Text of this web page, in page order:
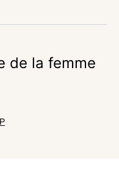
de la femme